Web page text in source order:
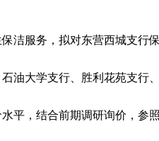
洁服务，拟对东营西城支行
石油大学支行 、胜利花苑支行
平，结合前期调研询价，参